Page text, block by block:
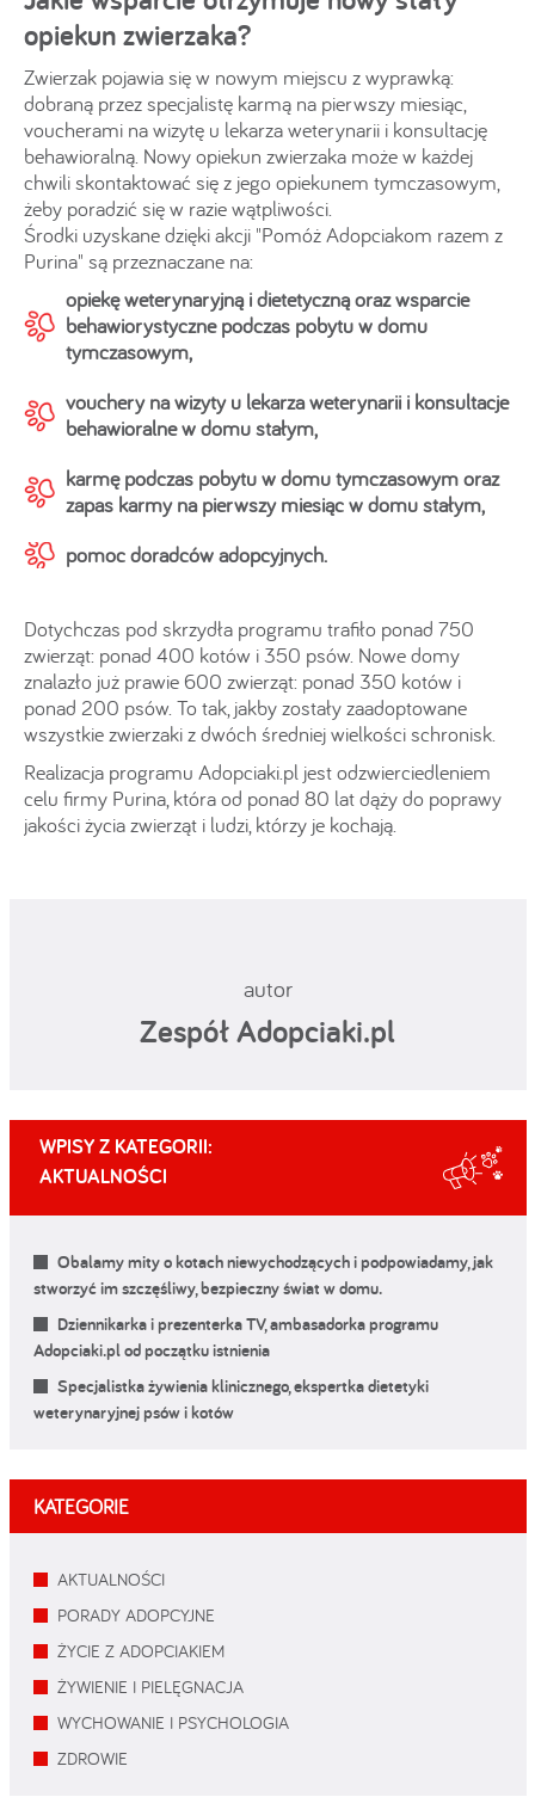
opiekun zwierzaka?
Zwierzak pojawia się w nowym miejscu z wyprawką:
dobraną przez specjalistę karmą na pierwszy miesiąc,
voucherami na wizytę u lekarza weterynarii i konsultację
behawioralną. Nowy opiekun zwierzaka może w każdej
chwili skontaktować się z jego opiekunem tymczasowym,
żeby poradzić się w razie wątpliwości.
Środki uzyskane dzięki akcji "Pomóż Adopciakom razem z
Purina" są przeznaczane na:
opiekę weterynaryjną i dietetyczną oraz wsparcie
behawiorystyczne podczas pobytu w domu
tymczasowym,
vouchery na wizyty u lekarza weterynarii i konsultacje
behawioralne w domu stałym,
karmę podczas pobytu w domu tymczasowym oraz
zapas karmy na pierwszy miesiąc w domu stałym,
pomoc doradców adopcyjnych.
Dotychczas pod skrzydła programu trafiło ponad 750
zwierząt: ponad 400 kotów i 350 psów. Nowe domy
znalazło już prawie 600 zwierząt: ponad 350 kotów i
ponad 200 psów. To tak, jakby zostały zaadoptowane
wszystkie zwierzaki z dwóch średniej wielkości schronisk.
Realizacja programu Adopciaki.pl jest odzwierciedleniem
celu firmy Purina, która od ponad 80 lat dąży do poprawy
jakości życia zwierząt i ludzi, którzy je kochają.
autor
Zespół Adopciaki.pl
WPISY Z KATEGORII:
AKTUALNOŚCI
Obalamy mity o kotach niewychodzących i podpowiadamy, jak
stworzyć im szczęśliwy, bezpieczny świat w domu.
Dziennikarka i prezenterka TV, ambasadorka programu
Adopciaki.pl od początku istnienia
Specjalistka żywienia klinicznego, ekspertka dietetyki
weterynaryjnej psów i kotów
KATEGORIE
AKTUALNOŚCI
PORADY ADOPCYJNE
ŻYCIE Z ADOPCIAKIEM
ŻYWIENIE I PIELĘGNACJA
WYCHOWANIE I PSYCHOLOGIA
ZDROWIE